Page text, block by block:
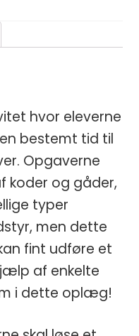
hvor eleverne
bestemt tid til
Opgaverne
koder og gåder,
typer
men dette
fint udføre et
af enkelte
i dette oplæg!